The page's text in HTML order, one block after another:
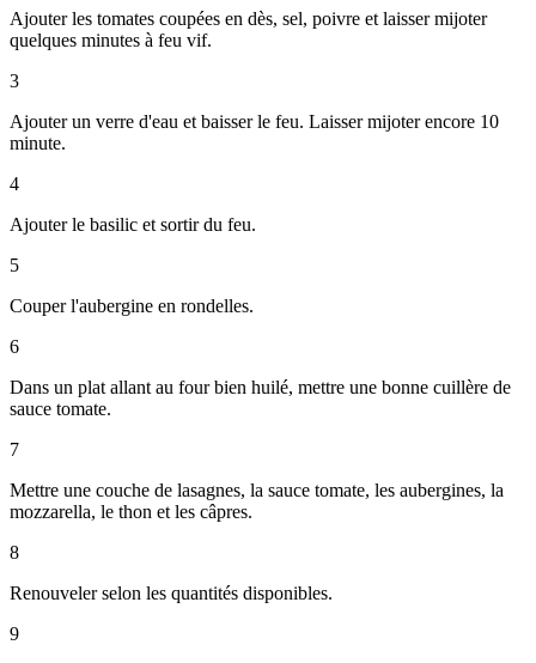
Ajouter les tomates coupées en dès, sel, poivre et laisser mijoter
quelques minutes à feu vif.
3
Ajouter un verre d'eau et baisser le feu. Laisser mijoter encore 10
minute.
4
Ajouter le basilic et sortir du feu.
5
Couper l'aubergine en rondelles.
6
Dans un plat allant au four bien huilé, mettre une bonne cuillère de
sauce tomate.
7
Mettre une couche de lasagnes, la sauce tomate, les aubergines, la
mozzarella, le thon et les câpres.
8
Renouveler selon les quantités disponibles.
9